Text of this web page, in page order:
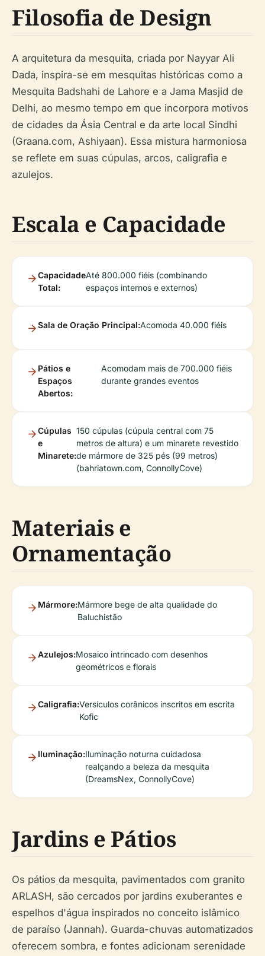
Filosofia de Design
A arquitetura da mesquita, criada por Nayyar Ali
Dada, inspira-se em mesquitas históricas como a
Mesquita Badshahi de Lahore e a Jama Masjid de
Delhi, ao mesmo tempo em que incorpora motivos
de cidades da Ásia Central e da arte local Sindhi
(Graana.com, Ashiyaan). Essa mistura harmoniosa
se reflete em suas cúpulas, arcos, caligrafia e
azulejos.
Escala e Capacidade
Capacidade
Total:
Até 800.000 fiéis (combinando
espaços internos e externos)
Sala de Oração Principal:Acomoda 40.000 fiéis
Pátios e
Espaços
Abertos:
Acomodam mais de 700.000 fiéis
durante grandes eventos
Cúpulas
e
Minarete:
150 cúpulas (cúpula central com 75
metros de altura) e um minarete revestido
de mármore de 325 pés (99 metros)
(bahriatown.com, ConnollyCove)
Materiais e
Ornamentação
Mármore:Mármore bege de alta qualidade do
Baluchistão
Azulejos:Mosaico intrincado com desenhos
geométricos e florais
Caligrafia:Versículos corânicos inscritos em escrita
Kofic
Iluminação:Iluminação noturna cuidadosa
realçando a beleza da mesquita
(DreamsNex, ConnollyCove)
Jardins e Pátios
Os pátios da mesquita, pavimentados com granito
ARLASH, são cercados por jardins exuberantes e
espelhos d'água inspirados no conceito islâmico
de paraíso (Jannah). Guarda-chuvas automatizados
oferecem sombra, e fontes adicionam serenidade